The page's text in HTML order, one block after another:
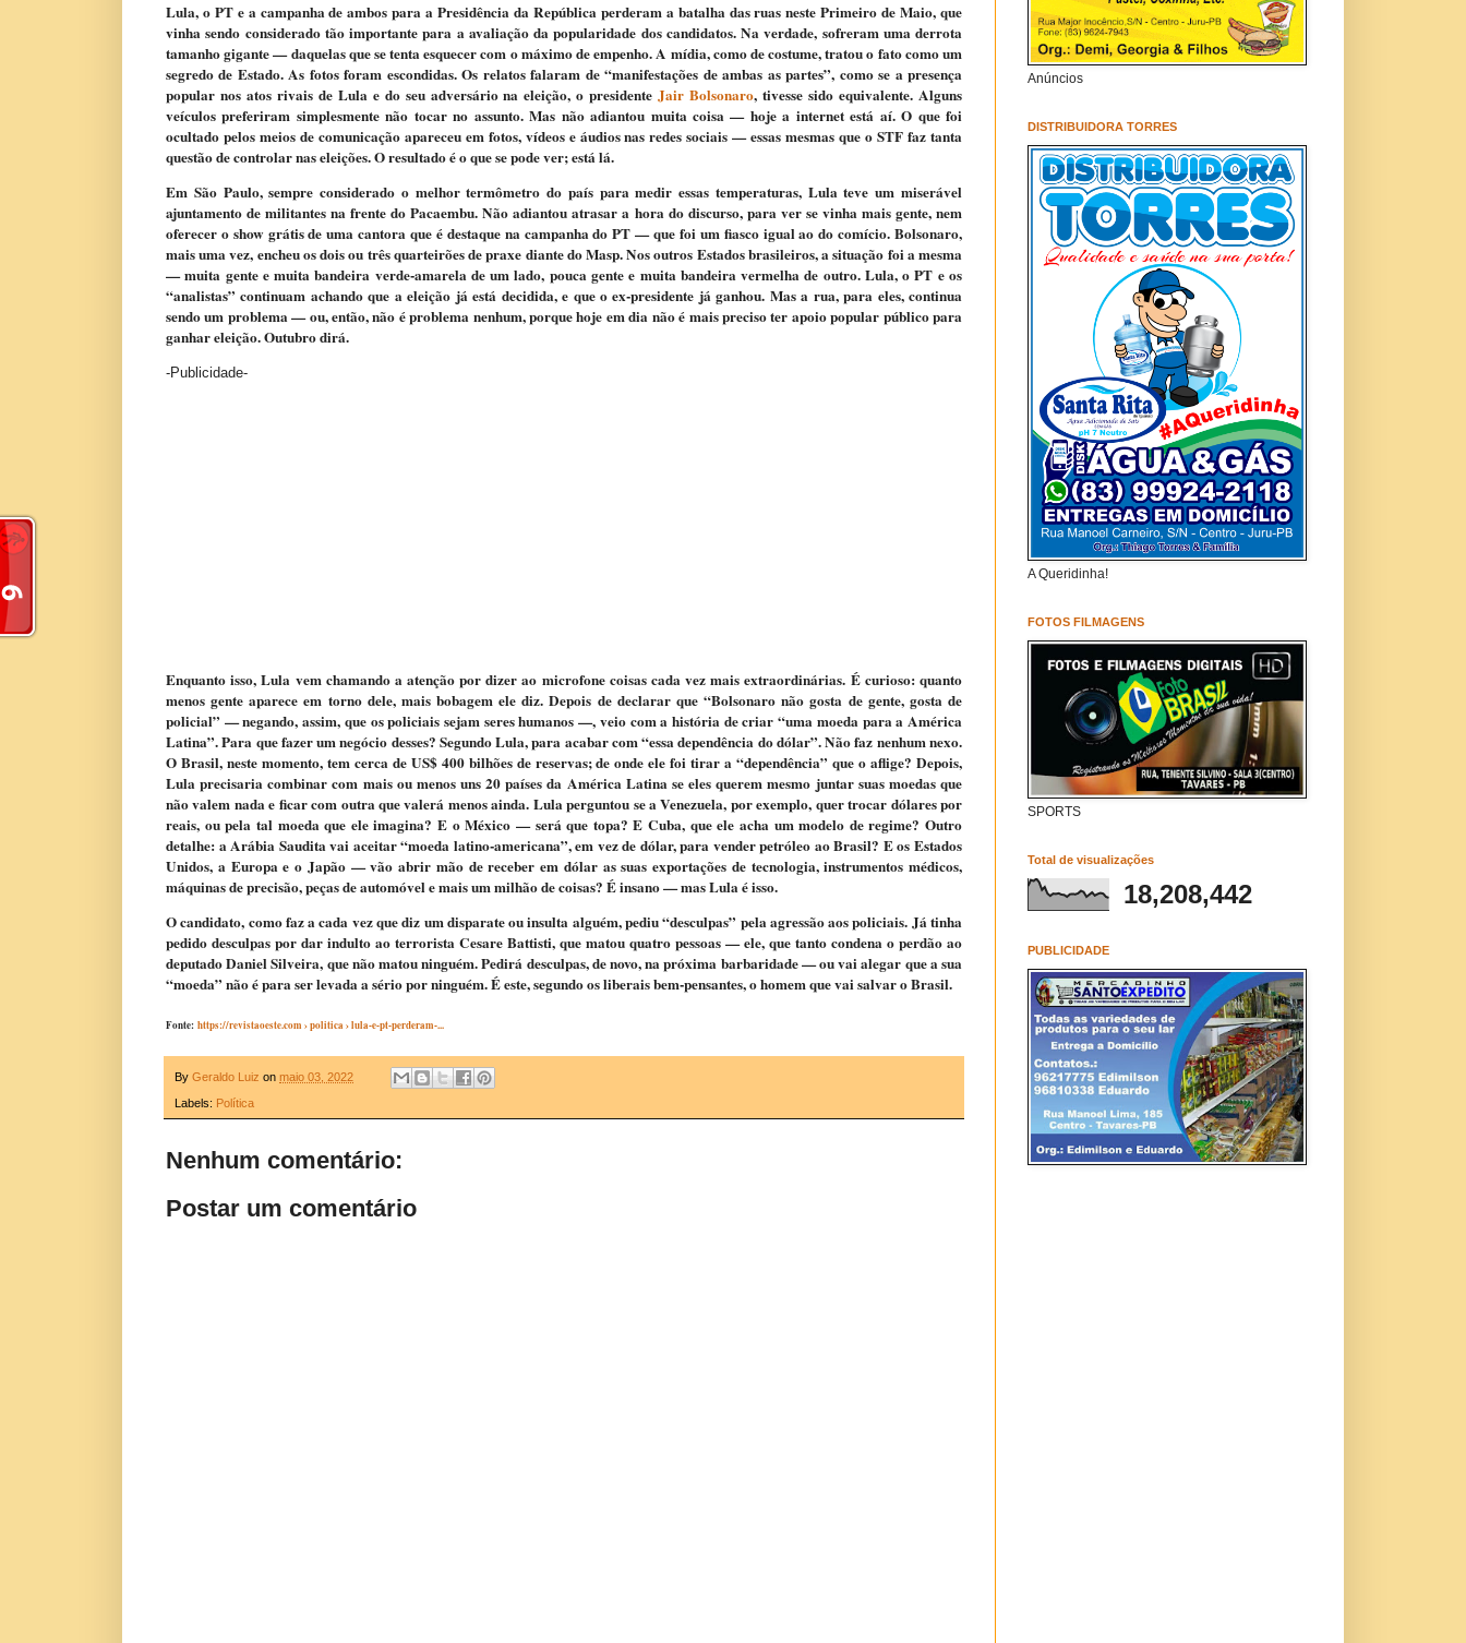
Lula, o PT e a campanha de ambos para a Presidência da República perderam a batalha das ruas neste Primeiro de Maio, que
vinha sendo considerado tão importante para a avaliação da popularidade dos candidatos. Na verdade, sofreram uma derrota
tamanho gigante — daquelas que se tenta esquecer com o máximo de empenho. A mídia, como de costume, tratou o fato como um
segredo de Estado. As fotos foram escondidas. Os relatos falaram de “manifestações de ambas as partes”, como se a presença
popular nos atos rivais de Lula e do seu adversário na eleição, o presidenteJair Bolsonaro, tivesse sido equivalente. Alguns
veículos preferiram simplesmente não tocar no assunto. Mas não adiantou muita coisa — hoje a internet está aí. O que foi
ocultado pelos meios de comunicação apareceu em fotos, vídeos e áudios nas redes sociais — essas mesmas que o STF faz tanta
questão de controlar nas eleições. O resultado é o que se pode ver; está lá.
Em São Paulo, sempre considerado o melhor termômetro do país para medir essas temperaturas, Lula teve um miserável
ajuntamento de militantes na frente do Pacaembu. Não adiantou atrasar a hora do discurso, para ver se vinha mais gente, nem
oferecer o show grátis de uma cantora que é destaque na campanha do PT — que foi um fiasco igual ao do comício. Bolsonaro,
mais uma vez, encheu os dois ou três quarteirões de praxe diante do Masp. Nos outros Estados brasileiros, a situação foi a mesma
— muita gente e muita bandeira verde-amarela de um lado, pouca gente e muita bandeira vermelha de outro. Lula, o PT e os
“analistas” continuam achando que a eleição já está decidida, e que o ex-presidente já ganhou. Mas a rua, para eles, continua
sendo um problema — ou, então, não é problema nenhum, porque hoje em dia não é mais preciso ter apoio popular público para
ganhar eleição. Outubro dirá.
-Publicidade-
Enquanto isso, Lula vem chamando a atenção por dizer ao microfone coisas cada vez mais extraordinárias. É curioso: quanto
menos gente aparece em torno dele, mais bobagem ele diz. Depois de declarar que “Bolsonaro não gosta de gente, gosta de
policial” — negando, assim, que os policiais sejam seres humanos —, veio com a história de criar “uma moeda para a América
Latina”. Para que fazer um negócio desses? Segundo Lula, para acabar com “essa dependência do dólar”. Não faz nenhum nexo.
O Brasil, neste momento, tem cerca de US$ 400 bilhões de reservas; de onde ele foi tirar a “dependência” que o aflige? Depois,
Lula precisaria combinar com mais ou menos uns 20 países da América Latina se eles querem mesmo juntar suas moedas que
não valem nada e ficar com outra que valerá menos ainda. Lula perguntou se a Venezuela, por exemplo, quer trocar dólares por
reais, ou pela tal moeda que ele imagina? E o México — será que topa? E Cuba, que ele acha um modelo de regime? Outro
detalhe: a Arábia Saudita vai aceitar “moeda latino-americana”, em vez de dólar, para vender petróleo ao Brasil? E os Estados
Unidos, a Europa e o Japão — vão abrir mão de receber em dólar as suas exportações de tecnologia, instrumentos médicos,
máquinas de precisão, peças de automóvel e mais um milhão de coisas? É insano — mas Lula é isso.
O candidato, como faz a cada vez que diz um disparate ou insulta alguém, pediu “desculpas” pela agressão aos policiais. Já tinha
pedido desculpas por dar indulto ao terrorista Cesare Battisti, que matou quatro pessoas — ele, que tanto condena o perdão ao
deputado Daniel Silveira, que não matou ninguém. Pedirá desculpas, de novo, na próxima barbaridade — ou vai alegar que a sua
“moeda” não é para ser levada a sério por ninguém. É este, segundo os liberais bem-pensantes, o homem que vai salvar o Brasil.
Fonte: https://revistaoeste.com › politica › lula-e-pt-perderam-...
By Geraldo Luiz on maio 03, 2022
Labels: Política
Nenhum comentário:
Postar um comentário
Anúncios
DISTRIBUIDORA TORRES
A Queridinha!
FOTOS FILMAGENS
SPORTS
Total de visualizações
18,208,442
PUBLICIDADE